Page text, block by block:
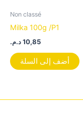
Non classé
Milka 100g /P1
10,85د.م.
أضف إلى السلة